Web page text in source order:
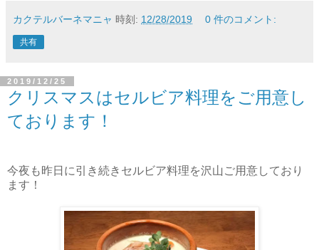
カクテルバーネマニャ 時刻: 12/28/2019 0 件のコメント:
共有
2019/12/25
クリスマスはセルビア料理をご用意し
ております！
今夜も昨日に引き続きセルビア料理を沢山ご用意しており
ます！